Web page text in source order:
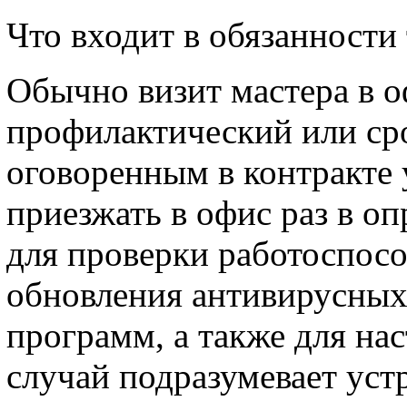
Что входит в
Обычно визит мастера в
профилактический или
оговоренным в
приезжать в офис раз в
для проверки
обновления
программ, а также для
случай подразумевает